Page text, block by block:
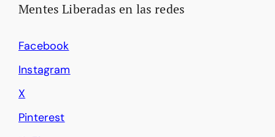
Mentes Liberadas en las redes
Facebook
Instagram
X
Pinterest